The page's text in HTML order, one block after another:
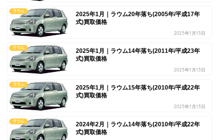
ラウム
2025年1月｜ラウム20年落ち(2005年/平成17年
式)買取価格
2025年1月13日
ラウム
2025年1月｜ラウム14年落ち(2011年/平成23年
式)買取価格
2025年1月13日
ラウム
2025年1月｜ラウム15年落ち(2010年/平成22年
式)買取価格
2025年1月13日
ラウム
2024年2月｜ラウム14年落ち(2010年/平成22年
式)買取価格